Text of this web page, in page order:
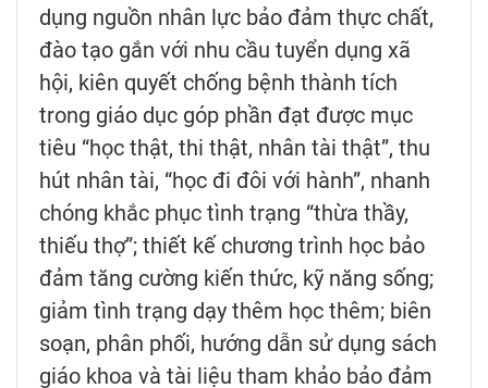
dụng nguồn nhân lực bảo đảm thực chất,
đào tạo gắn với nhu cầu tuyển dụng xã
hội, kiên quyết chống bệnh thành tích
trong giáo dục góp phần đạt được mục
tiêu “học thật, thi thật, nhân tài thật”, thu
hút nhân tài, “học đi đôi với hành”, nhanh
chóng khắc phục tình trạng “thừa thầy,
thiếu thợ”; thiết kế chương trình học bảo
đảm tăng cường kiến thức, kỹ năng sống;
giảm tình trạng dạy thêm học thêm; biên
soạn, phân phối, hướng dẫn sử dụng sách
giáo khoa và tài liệu tham khảo bảo đảm